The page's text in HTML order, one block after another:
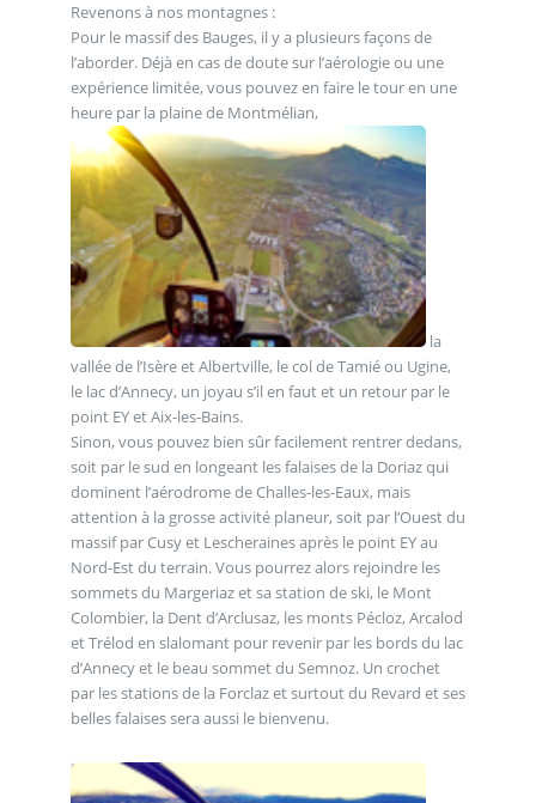
Revenons à nos montagnes :
Pour le massif des Bauges, il y a plusieurs façons de
l’aborder. Déjà en cas de doute sur l’aérologie ou une
expérience limitée, vous pouvez en faire le tour en une
heure par la plaine de Montmélian,
la
vallée de l’Isère et Albertville, le col de Tamié ou Ugine,
le lac d’Annecy, un joyau s’il en faut et un retour par le
point EY et Aix-les-Bains.
Sinon, vous pouvez bien sûr facilement rentrer dedans,
soit par le sud en longeant les falaises de la Doriaz qui
dominent l’aérodrome de Challes-les-Eaux, mais
attention à la grosse activité planeur, soit par l’Ouest du
massif par Cusy et Lescheraines après le point EY au
Nord-Est du terrain. Vous pourrez alors rejoindre les
sommets du Margeriaz et sa station de ski, le Mont
Colombier, la Dent d’Arclusaz, les monts Pécloz, Arcalod
et Trélod en slalomant pour revenir par les bords du lac
d’Annecy et le beau sommet du Semnoz. Un crochet
par les stations de la Forclaz et surtout du Revard et ses
belles falaises sera aussi le bienvenu.